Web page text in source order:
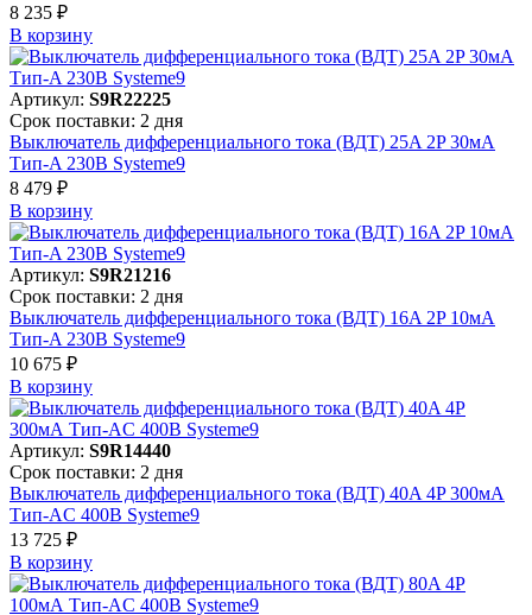
8 235 ₽
В корзинy
Артикул: S9R22225
Срок поставки: 2 дня
Выключатель дифференциального тока (ВДТ) 25A 2P 30мА
Тип-A 230В Systeme9
8 479 ₽
В корзинy
Артикул: S9R21216
Срок поставки: 2 дня
Выключатель дифференциального тока (ВДТ) 16A 2P 10мА
Тип-A 230В Systeme9
10 675 ₽
В корзинy
Артикул: S9R14440
Срок поставки: 2 дня
Выключатель дифференциального тока (ВДТ) 40A 4P 300мА
Тип-AC 400В Systeme9
13 725 ₽
В корзинy